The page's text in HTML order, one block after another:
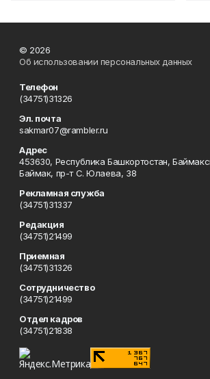
© 2026
Об использовании персональных данных
Телефон
(34751)31326
Эл. почта
sakmar07@rambler.ru
Адрес
453630, Республика Башкортостан,
Баймак, пр-т С. Юлаева, 38
Рекламная служба
(34751)31337
Редакция
(34751)21499
Приемная
(34751)31326
Сотрудничество
(34751)21499
Отдел кадров
(34751)21838